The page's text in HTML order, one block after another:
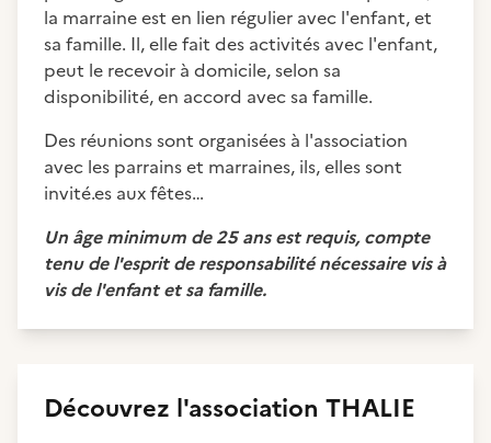
la marraine est en lien régulier avec l'enfant, et
sa famille. Il, elle fait des activités avec l'enfant,
peut le recevoir à domicile, selon sa
disponibilité, en accord avec sa famille.
Des réunions sont organisées à l'association
avec les parrains et marraines, ils, elles sont
invité.es aux fêtes…
Un âge minimum de 25 ans est requis, compte
tenu de l'esprit de responsabilité nécessaire vis à
vis de l'enfant et sa famille.
Découvrez l'association THALIE